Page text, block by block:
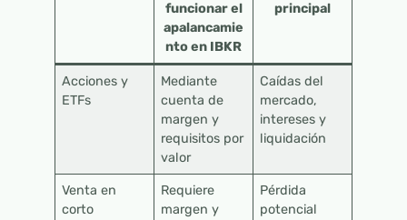
funcionar el
apalancamie
nto en IBKR
principal
Acciones y
ETFs
Mediante
cuenta de
margen y
requisitos por
valor
Caídas del
mercado,
intereses y
liquidación
Venta en
corto
Requiere
margen y
Pérdida
potencial